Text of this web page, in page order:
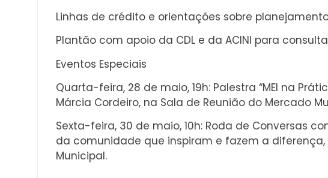
Linhas de crédito e orientações sobre
Plantão com apoio da CDL e da ACINI para
Eventos Especiais
Quarta-feira, 28 de maio, 19h: Palestra “MEI na
Márcia Cordeiro, na Sala de Reunião do Mercado
Sexta-feira, 30 de maio, 10h: Roda de Conversas
da comunidade que inspiram e fazem a diferença,
Municipal.